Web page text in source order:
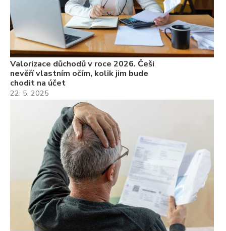
Valorizace důchodů v roce 2026. Češi
nevěří vlastním očím, kolik jim bude
chodit na účet
22. 5. 2025